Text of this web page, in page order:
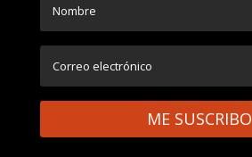
ME SUSCRIBO